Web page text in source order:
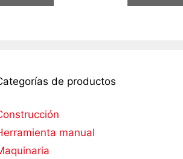
de productos
manual